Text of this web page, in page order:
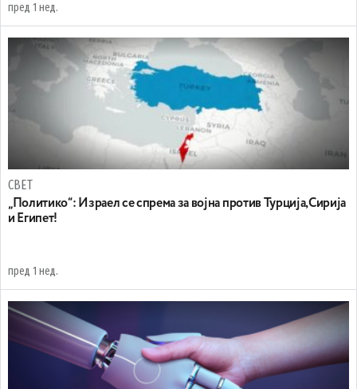
пред 1 нед.
СВЕТ
„Политико“: Израел се спрема за војна против Турција,Сирија
и Египет!
пред 1 нед.